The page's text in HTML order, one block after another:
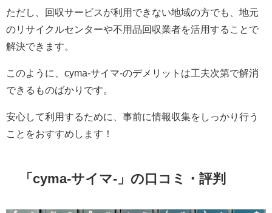
ただし、回収サービスが利用できない地域の方でも、地元
のリサイクルセンターや不用品回収業者を活用することで
解決できます。
このように、cyma-サイマ-のデメリットは工夫次第で解消
できるものばかりです。
安心して利用するために、事前に情報収集をしっかり行う
ことをおすすめします！
「cyma-サイマ-」の口コミ・評判